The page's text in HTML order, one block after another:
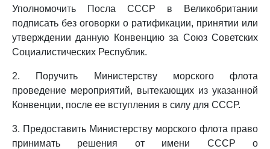
Уполномочить Посла СССР в Великобритании
подписать без оговорки о ратификации, принятии или
утверждении данную Конвенцию за Союз Советских
Социалистических Республик.
2. Поручить Министерству морского флота
проведение мероприятий, вытекающих из указанной
Конвенции, после ее вступления в силу для СССР.
3. Предоставить Министерству морского флота право
принимать решения от имени СССР о